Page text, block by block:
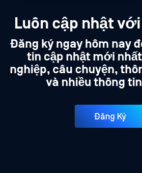
Luôn cập nhật với
Đăng ký ngay hôm nay
tin cập nhật mới
nghiệp, câu chuyện,
và nhiều thông
Đăng Ký